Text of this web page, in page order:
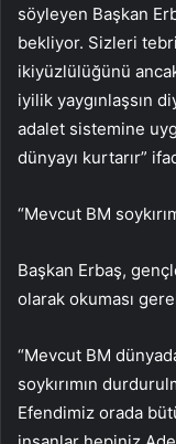
söyleyen Başkan
bekliyor. Sizleri
ikiyüzlülüğünü
iyilik yaygınlaşsın
adalet sistemine
dünyayı kurtarır”
“Mevcut BM
Başkan Erbaş,
olarak okuması
“Mevcut BM
soykırımın
Efendimiz orada